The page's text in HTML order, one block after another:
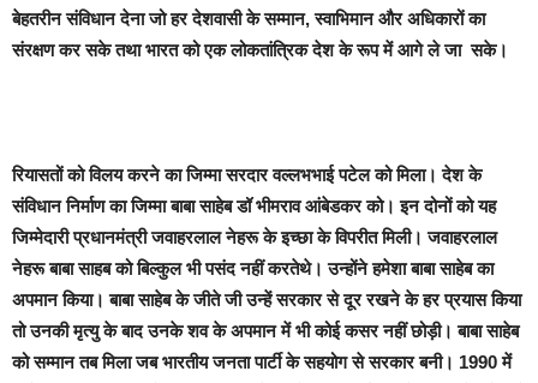
बेहतरीन संविधान देना जो हर देशवासी के सम्मान, स्वाभिमान और अधिकारों का
संरक्षण कर सके तथा भारत को एक लोकतांत्रिक देश के रूप में आगे ले जा सके।
रियासतों को विलय करने का जिम्मा सरदार वल्लभभाई पटेल को मिला। देश के
संविधान निर्माण का जिम्मा बाबा साहेब डॉ भीमराव आंबेडकर को। इन दोनों को यह
जिम्मेदारी प्रधानमंत्री जवाहरलाल नेहरू के इच्छा के विपरीत मिली। जवाहरलाल
नेहरू बाबा साहब को बिल्कुल भी पसंद नहीं करतेथे। उन्होंने हमेशा बाबा साहेब का
अपमान किया। बाबा साहेब के जीते जी उन्हें सरकार से दूर रखने के हर प्रयास किया
तो उनकी मृत्यु के बाद उनके शव के अपमान में भी कोई कसर नहीं छोड़ी। बाबा साहेब
को सम्मान तब मिला जब भारतीय जनता पार्टी के सहयोग से सरकार बनी। 1990 में